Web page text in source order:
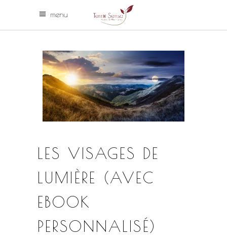
menu
LES VISAGES DE
LUMIÈRE (AVEC
EBOOK
PERSONNALISÉ)